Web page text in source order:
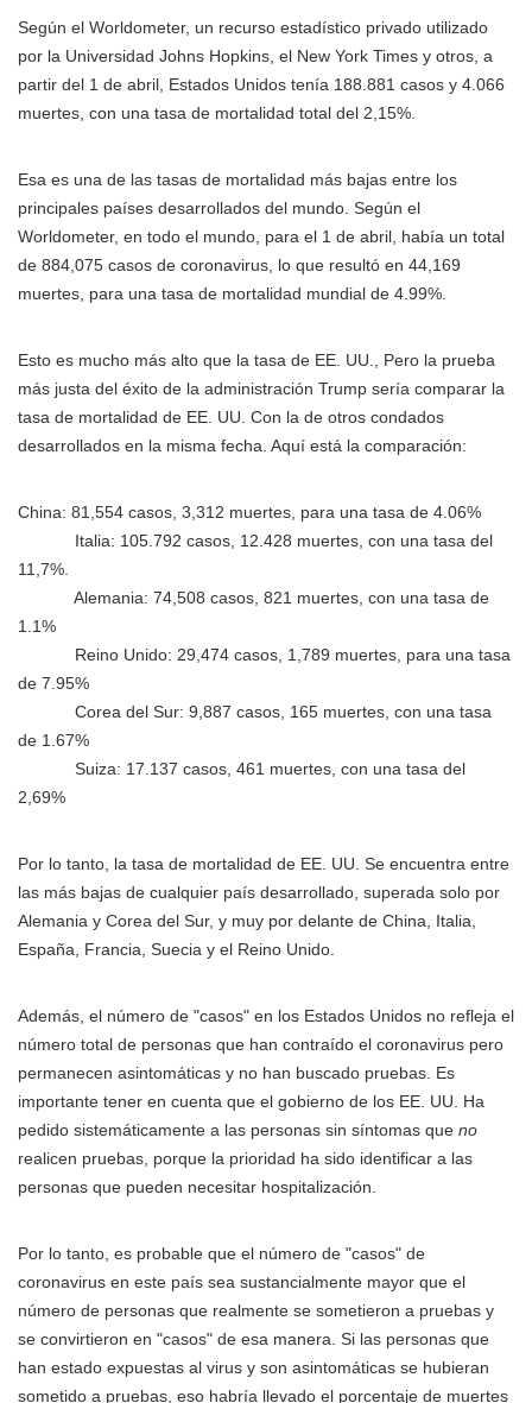
Según el Worldometer, un recurso estadístico privado utilizado
por la Universidad Johns Hopkins, el New York Times y otros, a
partir del 1 de abril, Estados Unidos tenía 188.881 casos y 4.066
muertes, con una tasa de mortalidad total del 2,15%.
Esa es una de las tasas de mortalidad más bajas entre los
principales países desarrollados del mundo. Según el
Worldometer, en todo el mundo, para el 1 de abril, había un total
de 884,075 casos de coronavirus, lo que resultó en 44,169
muertes, para una tasa de mortalidad mundial de 4.99%.
Esto es mucho más alto que la tasa de EE. UU., Pero la prueba
más justa del éxito de la administración Trump sería comparar la
tasa de mortalidad de EE. UU. Con la de otros condados
desarrollados en la misma fecha. Aquí está la comparación:
China: 81,554 casos, 3,312 muertes, para una tasa de 4.06%
Italia: 105.792 casos, 12.428 muertes, con una tasa del
11,7%.
Alemania: 74,508 casos, 821 muertes, con una tasa de
1.1%
Reino Unido: 29,474 casos, 1,789 muertes, para una tasa
de 7.95%
Corea del Sur: 9,887 casos, 165 muertes, con una tasa
de 1.67%
Suiza: 17.137 casos, 461 muertes, con una tasa del
2,69%
Por lo tanto, la tasa de mortalidad de EE. UU. Se encuentra entre
las más bajas de cualquier país desarrollado, superada solo por
Alemania y Corea del Sur, y muy por delante de China, Italia,
España, Francia, Suecia y el Reino Unido.
Además, el número de "casos" en los Estados Unidos no refleja el
número total de personas que han contraído el coronavirus pero
permanecen asintomáticas y no han buscado pruebas. Es
importante tener en cuenta que el gobierno de los EE. UU. Ha
pedido sistemáticamente a las personas sin síntomas que no
realicen pruebas, porque la prioridad ha sido identificar a las
personas que pueden necesitar hospitalización.
Por lo tanto, es probable que el número de "casos" de
coronavirus en este país sea sustancialmente mayor que el
número de personas que realmente se sometieron a pruebas y
se convirtieron en "casos" de esa manera. Si las personas que
han estado expuestas al virus y son asintomáticas se hubieran
sometido a pruebas, eso habría llevado el porcentaje de muertes